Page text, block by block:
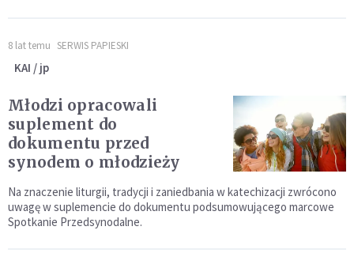
8 lat temu SERWIS PAPIESKI
KAI / jp
Młodzi opracowali
suplement do
dokumentu przed
synodem o młodzieży
Na znaczenie liturgii, tradycji i zaniedbania w katechizacji zwrócono
uwagę w suplemencie do dokumentu podsumowującego marcowe
Spotkanie Przedsynodalne.